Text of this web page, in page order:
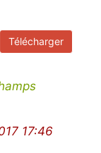
Télécharger
17:46